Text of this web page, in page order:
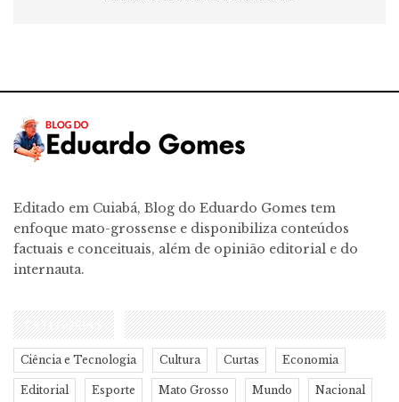
Editado em Cuiabá, Blog do Eduardo Gomes tem
enfoque mato-grossense e disponibiliza conteúdos
factuais e conceituais, além de opinião editorial e do
internauta.
CATEGORIAS
Ciência e Tecnologia Cultura Curtas Economia
Editorial Esporte Mato Grosso Mundo Nacional